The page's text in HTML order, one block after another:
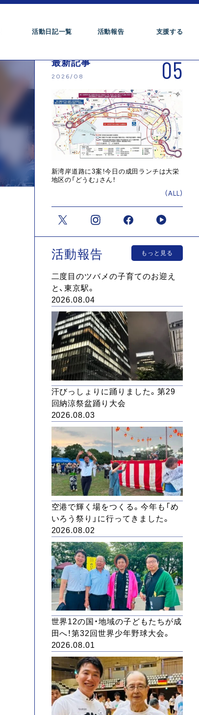
活動日記一覧 活動報告 支援する
最新記事
2026/08 05
新湾岸道路に3案！今日の成田ランチは大栄
地区の「どうむ」さん！
(ALL)
活動報告 もっと見る
二度目のツバメの子育てのお迎え
と、東京駅。
2026.08.04
汗びっしょりに踊りました。第29
回納涼祭盆踊り大会
2026.08.03
空港で輝く場をつくる。今年も「め
いろう祭り」に行ってきました。
2026.08.02
世界12の国・地域の子どもたちが成
田へ！第32回世界少年野球大会。
2026.08.01